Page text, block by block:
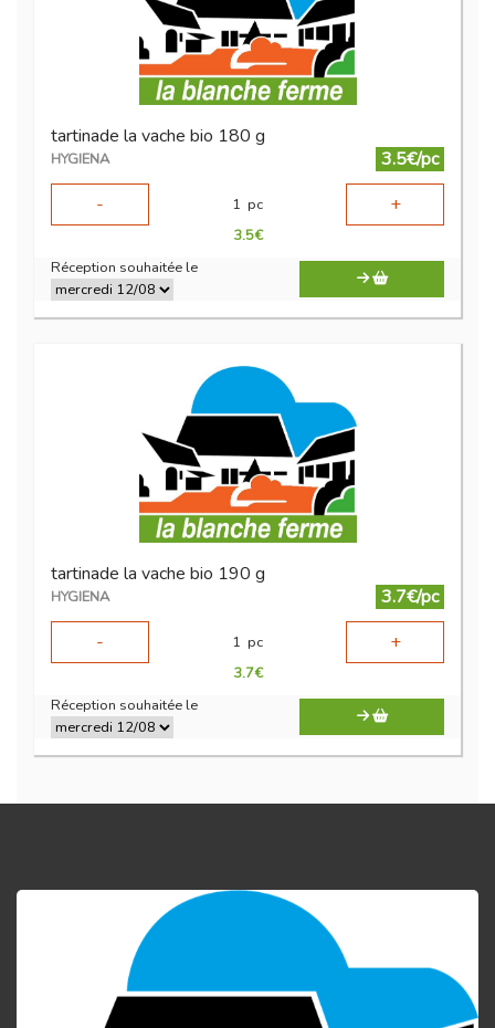
tartinade la vache bio 180 g
HYGIENA
3.5€/pc
-
1 pc +
3.5€
Réception souhaitée le
tartinade la vache bio 190 g
HYGIENA
3.7€/pc
-
1 pc +
3.7€
Réception souhaitée le